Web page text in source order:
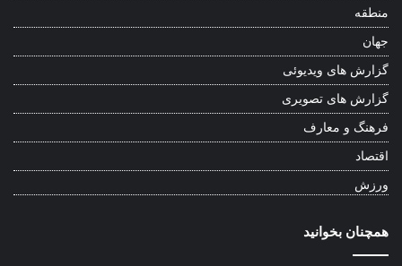
منطقه
جهان
گزارش های ویدیوئی
گزارش های تصویری
فرهنگ و معارف
اقتصاد
ورزش
همچنان بخوانید